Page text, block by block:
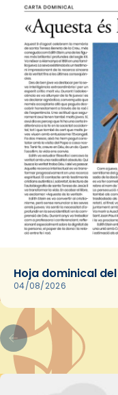
Hoja dominical
04/08/2026